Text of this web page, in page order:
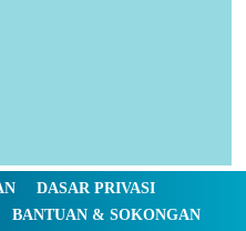
DASAR PRIVASI
BANTUAN & SOKONGAN